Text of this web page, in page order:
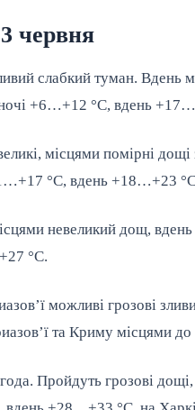
червня
слабкий туман. Вдень
+6…+12 °С, вдень
місцями помірні
°С, вдень +18…+23
невеликий дощ,
°С.
можливі грозові
та Криму місцями до
Пройдуть грозові